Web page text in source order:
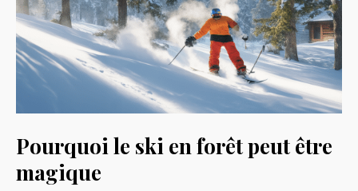
Pourquoi le ski en forêt peut être
magique